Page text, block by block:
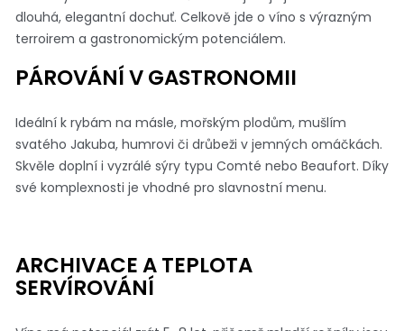
dlouhá, elegantní dochuť. Celkově jde o víno s výrazným
terroirem a gastronomickým potenciálem.
PÁROVÁNÍ V GASTRONOMII
Ideální k rybám na másle, mořským plodům, mušlím
svatého Jakuba, humrovi či drůbeži v jemných omáčkách.
Skvěle doplní i vyzrálé sýry typu Comté nebo Beaufort. Díky
své komplexnosti je vhodné pro slavnostní menu.
ARCHIVACE A TEPLOTA
SERVÍROVÁNÍ